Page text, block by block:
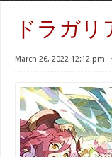
ドラガ
March 26, 2022 12:12 pm ⋅